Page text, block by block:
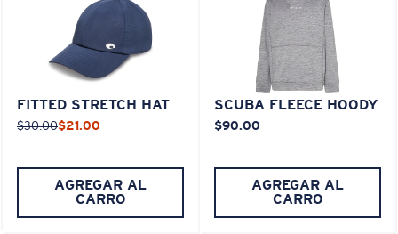
FITTED STRETCH HAT
$30.00$21.00
AGREGAR AL
CARRO
SCUBA FLEECE HOODY
$90.00
AGREGAR AL
CARRO